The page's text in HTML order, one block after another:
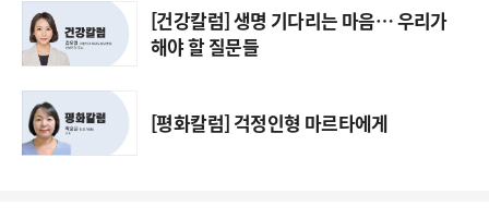
[건강칼럼] 생명 기다리는 마음… 우리가
해야 할 질문들
[평화칼럼] 걱정인형 마르타에게